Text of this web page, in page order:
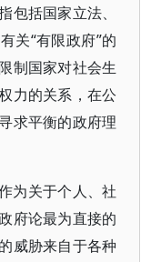
包括国家立法、
关“有限政府”的
制国家对社会生
力的关系，在公
求平衡的政府理
为关于个人、社
府论最为直接的
威胁来自于各种